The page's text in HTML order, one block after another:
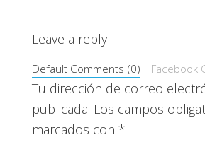
Interacciones
con
los
lectores
Leave a reply
Default Comments (0) Facebook
Tu dirección de correo
publicada. Los campos
marcados con *